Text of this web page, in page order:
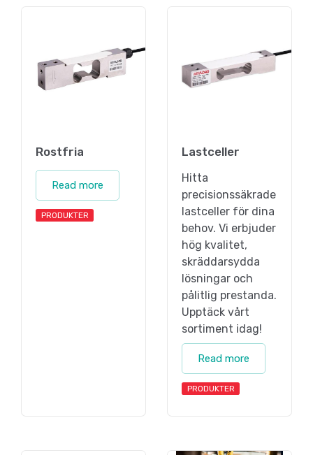
Rostfria
Read more
PRODUKTER
Lastceller
Hitta
precisionssäkrade
lastceller för dina
behov. Vi erbjuder
hög kvalitet,
skräddarsydda
lösningar och
pålitlig prestanda.
Upptäck vårt
sortiment idag!
Read more
PRODUKTER